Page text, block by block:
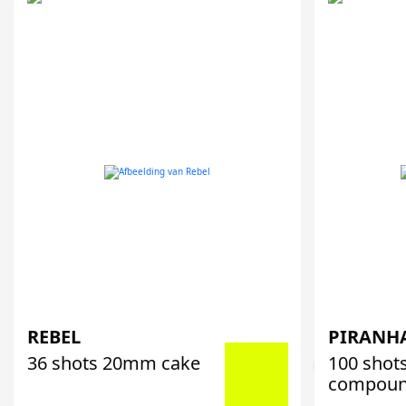
REBEL
36 shots 20mm cake
100